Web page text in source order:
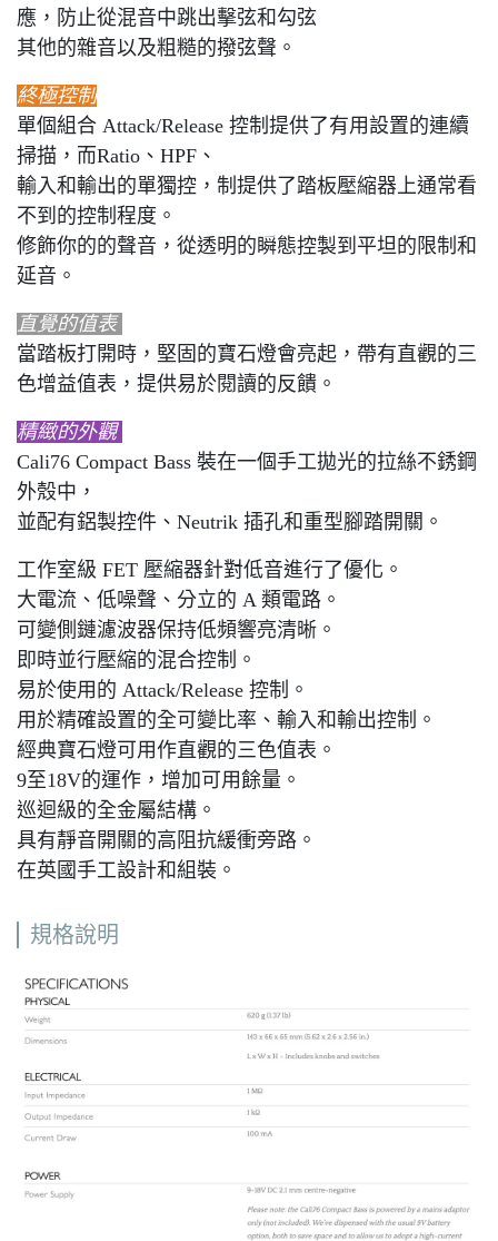
應，防止從混音中跳出擊弦和勾弦
其他的雜音以及粗糙的撥弦聲。
終極控制
單個組合 Attack/Release 控制提供了有用設置的連續
掃描，而Ratio、HPF、
輸入和輸出的單獨控，制提供了踏板壓縮器上通常看
不到的控制程度。
修飾你的的聲音，從透明的瞬態控製到平坦的限制和
延音。
直覺的值表
當踏板打開時，堅固的寶石燈會亮起，帶有直觀的三
色增益值表，提供易於閱讀的反饋。
精緻的外觀
Cali76 Compact Bass 裝在一個手工拋光的拉絲不銹鋼
外殼中，
並配有鋁製控件、Neutrik 插孔和重型腳踏開關。
工作室級 FET 壓縮器針對低音進行了優化。
大電流、低噪聲、分立的 A 類電路。
可變側鏈濾波器保持低頻響亮清晰。
即時並行壓縮的混合控制。
易於使用的 Attack/Release 控制。
用於精確設置的全可變比率、輸入​​和輸出控制。
經典寶石燈可用作直觀的三色值表。
9至18V的運作，增加可用餘量。
巡迴級的全金屬結構。
具有靜音開關的高阻抗緩衝旁路。
在英國手工設計和組裝。
規格說明